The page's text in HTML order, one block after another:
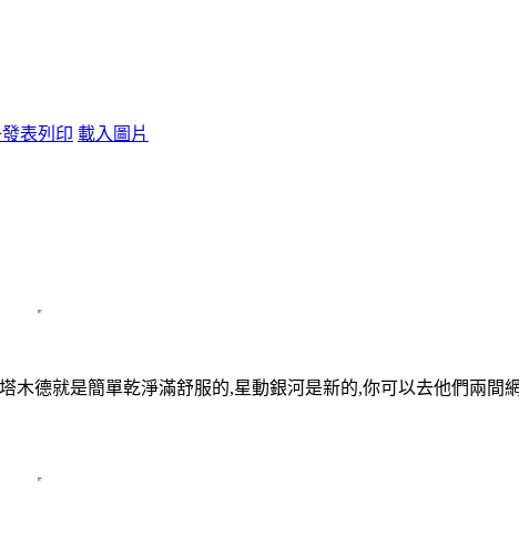
發表列印 載入圖片
德就是簡單乾淨滿舒服的,星動銀河是新的,你可以去他們兩間